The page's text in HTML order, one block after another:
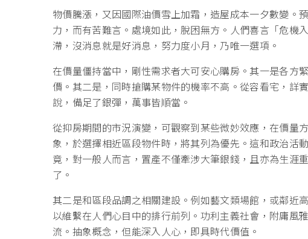
物價騰漲，又因國際油價雪上加霜，造屋成本一夕數變。
力，而有苦難言。處境如此，脫困無方。人們喜言「危機
滯，沒消息就是好消息，努力度小月，乃唯一選項。
在價量僵持當中，剛性需求者大可安心購房。其一是各方
價。其二是，同時搶購某物件的機率不高。從容看宅，詳
說，備足了銀彈，萬事皆順當。
從抑房期間的市況演變，可觀察到某些微妙效應，在價量
象，於選擇相近區段物件時，將其列為優先。這和政治活
竟，對一般人而言，置產不僅牽涉大筆銀錢，且亦為生涯
了。
其二是和區段品調之相關建設。例如藝文類場館，或鄰近
以維繫在人們心目中的排行前列。功利主義社會，附庸風
流。抽象概念，但能深入人心，即具時代價值。